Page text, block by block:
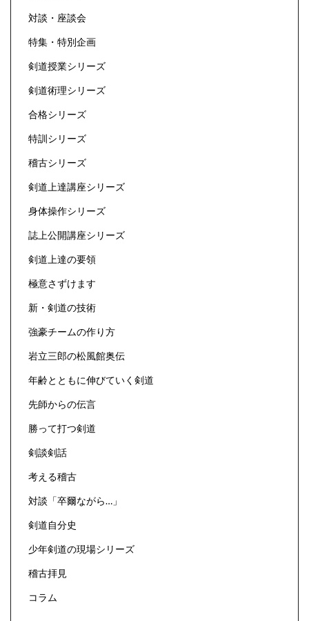
対談・座談会
特集・特別企画
剣道授業シリーズ
剣道術理シリーズ
合格シリーズ
特訓シリーズ
稽古シリーズ
剣道上達講座シリーズ
身体操作シリーズ
誌上公開講座シリーズ
剣道上達の要領
極意さずけます
新・剣道の技術
強豪チームの作り方
岩立三郎の松風館奥伝
年齢とともに伸びていく剣道
先師からの伝言
勝って打つ剣道
剣談剣話
考える稽古
対談「卒爾ながら…」
剣道自分史
少年剣道の現場シリーズ
稽古拝見
コラム